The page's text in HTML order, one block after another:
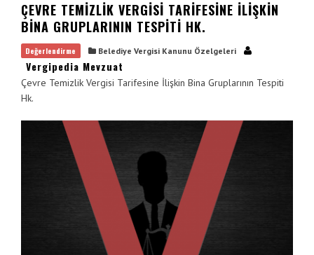
ÇEVRE TEMIZLIK VERGISI TARIFESINE İLIŞKIN
BINA GRUPLARININ TESPITI HK.
Değerlendirme Belediye Vergisi Kanunu Özelgeleri
Vergipedia Mevzuat
Çevre Temizlik Vergisi Tarifesine İlişkin Bina Gruplarının Tespiti
Hk.